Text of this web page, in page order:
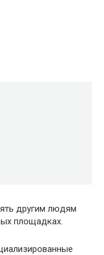
другим людям
площадках.